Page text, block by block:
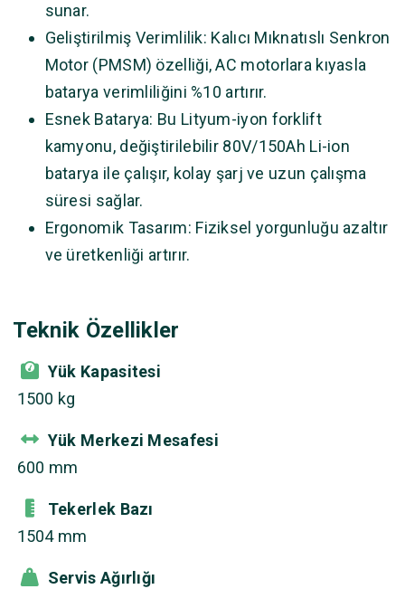
sunar.
Geliştirilmiş Verimlilik: Kalıcı Mıknatıslı Senkron
Motor (PMSM) özelliği, AC motorlara kıyasla
batarya verimliliğini %10 artırır.
Esnek Batarya: Bu Lityum-iyon forklift
kamyonu, değiştirilebilir 80V/150Ah Li-ion
batarya ile çalışır, kolay şarj ve uzun çalışma
süresi sağlar.
Ergonomik Tasarım: Fiziksel yorgunluğu azaltır
ve üretkenliği artırır.
Teknik Özellikler
Yük Kapasitesi
1500 kg
Yük Merkezi Mesafesi
600 mm
Tekerlek Bazı
1504 mm
Servis Ağırlığı